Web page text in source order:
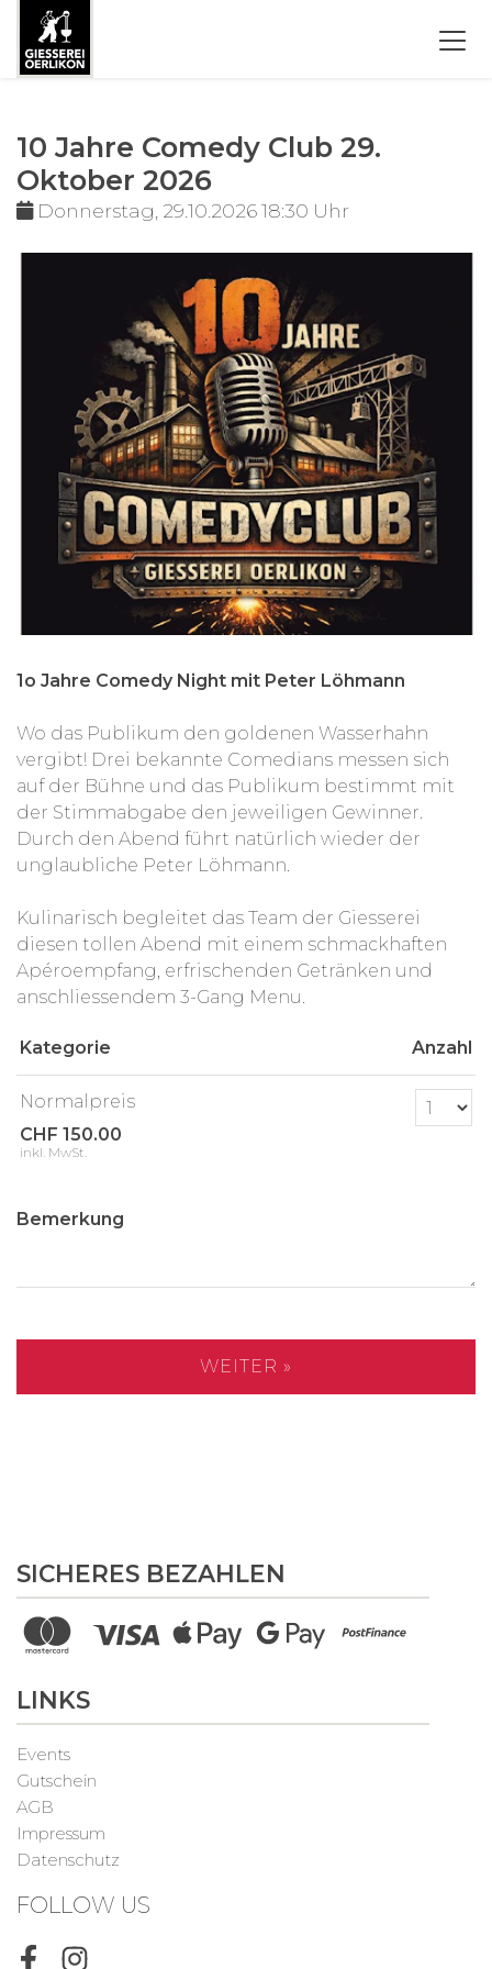
10 Jahre Comedy Club 29.
Oktober 2026
Donnerstag, 29.10.2026 18:30 Uhr
1o Jahre Comedy Night mit Peter Löhmann
Wo das Publikum den goldenen Wasserhahn
vergibt! Drei bekannte Comedians messen sich
auf der Bühne und das Publikum bestimmt mit
der Stimmabgabe den jeweiligen Gewinner.
Durch den Abend führt natürlich wieder der
unglaubliche Peter Löhmann.
Kulinarisch begleitet das Team der Giesserei
diesen tollen Abend mit einem schmackhaften
Apéroempfang, erfrischenden Getränken und
anschliessendem 3-Gang Menu.
Kategorie Anzahl
Normalpreis
CHF 150.00
inkl. MwSt.
Anzahl Tickets
Bemerkung
WEITER »
SICHERES BEZAHLEN
LINKS
Events
Gutschein
AGB
Impressum
Datenschutz
FOLLOW US